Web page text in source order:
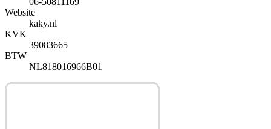
Website
kaky.nl
KVK
39083665
BTW
NL818016966B01